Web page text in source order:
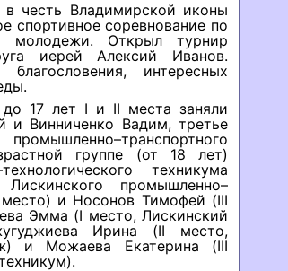
честь Владимирской иконы
спортивное соревнование по
молодежи. Открыл турнир
иерей Алексий Иванов.
интересных
17 лет I и II места заняли
Винниченко Вадим, третье
группе (от 18 лет)
техникума
промышленно–
место) и Носонов Тимофей (III
Эмма (I место, Лискинский
Ирина (II место,
и Можаева Екатерина (III